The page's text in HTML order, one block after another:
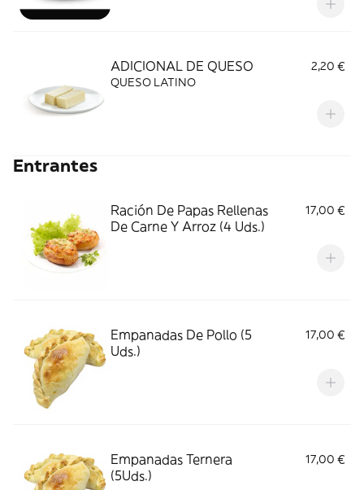
ADICIONAL DE QUESO
2,20 €
QUESO LATINO
Entrantes
Ración De Papas Rellenas
De Carne Y Arroz (4 Uds.)
17,00 €
Empanadas De Pollo (5
Uds.)
17,00 €
Empanadas Ternera
(5Uds.)
17,00 €